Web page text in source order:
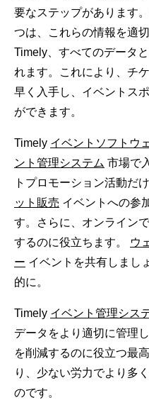
要なステップがあります
つは、これらの情報を適
Timely、すべてのデータ
れます。これにより、チ
早く入手し、イベントス
ができます。
Timely イベントソフトウ
ント管理システム 市場で
トプロモーション活動だ
ット販売 イベントへの参
す。さらに、オンライン
するのに役立ちます。
ウ
ー イベントを共有しまし
的に。
Timely イベント管理シス
データをより適切に管理
を削減するのに役立つ最
り、少ない労力でより多
のです。